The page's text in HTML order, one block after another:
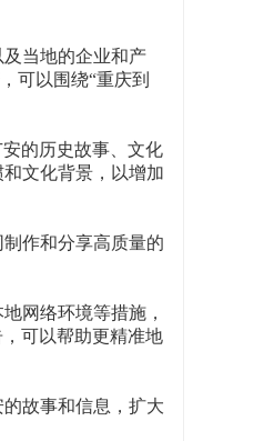
当地的企业和产
可以围绕“重庆到
的历史故事、文化
文化背景，以增加
作和分享高质量的
网络环境等措施，
可以帮助更精准地
故事和信息，扩大